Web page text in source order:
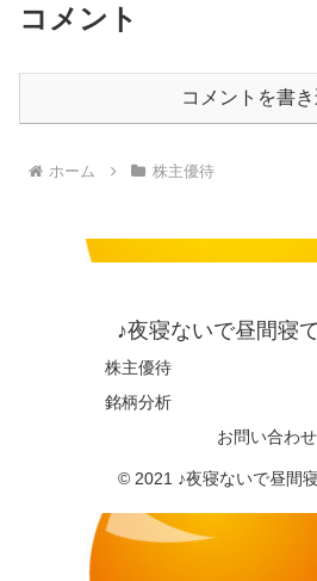
コメント
コメントを書
ホーム 株主優待
♪夜寝ないで昼間寝
株主優待
銘柄分析
お問い合わせ
© 2021 ♪夜寝ないで昼間